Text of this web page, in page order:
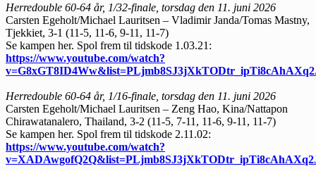
Herredouble 60-64 år, 1/32-finale, torsdag den 11. juni 2026
Carsten Egeholt/Michael Lauritsen – Vladimir Janda/Tomas Mastny,
Tjekkiet, 3-1 (11-5, 11-6, 9-11, 11-7)
Se kampen her. Spol frem til tidskode 1.03.21:
https://www.youtube.com/watch?
Herredouble 60-64 år, 1/16-finale, torsdag den 11. juni 2026
Carsten Egeholt/Michael Lauritsen – Zeng Hao, Kina/Nattapon
Chirawatanalero, Thailand, 3-2 (11-5, 7-11, 11-6, 9-11, 11-7)
Se kampen her. Spol frem til tidskode 2.11.02:
https://www.youtube.com/watch?